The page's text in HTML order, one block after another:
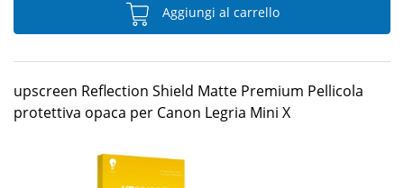
Aggiungi al carrello
upscreen Reflection Shield Matte Premium Pellicola
protettiva opaca per Canon Legria Mini X